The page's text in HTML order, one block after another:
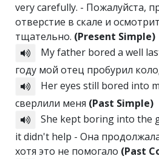
very carefully. - Пожалуйста,
отверстие в скале и
тщательно. (Present Simple)
My father bored a well
году мой отец пробурил
Her eyes still bored into
сверлили меня (Past Simple)
She kept boring into the
it didn't help - Она
хотя это не помогало (Past